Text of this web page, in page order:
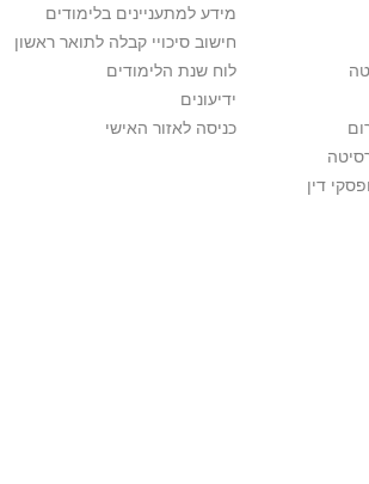
דין
מידע למתעניינים בלימודים
חישוב סיכויי קבלה לתואר ראשון
לוח שנת הלימודים
ידיעונים
כניסה לאזור האישי